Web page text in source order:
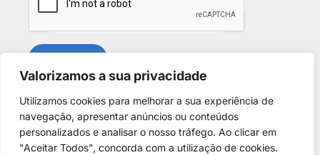
Valorizamos a sua privacidade
Utilizamos cookies para melhorar a sua experiência de
navegação, apresentar anúncios ou conteúdos
personalizados e analisar o nosso tráfego. Ao clicar em
"Aceitar Todos", concorda com a utilização de cookies.
Redes Sociais